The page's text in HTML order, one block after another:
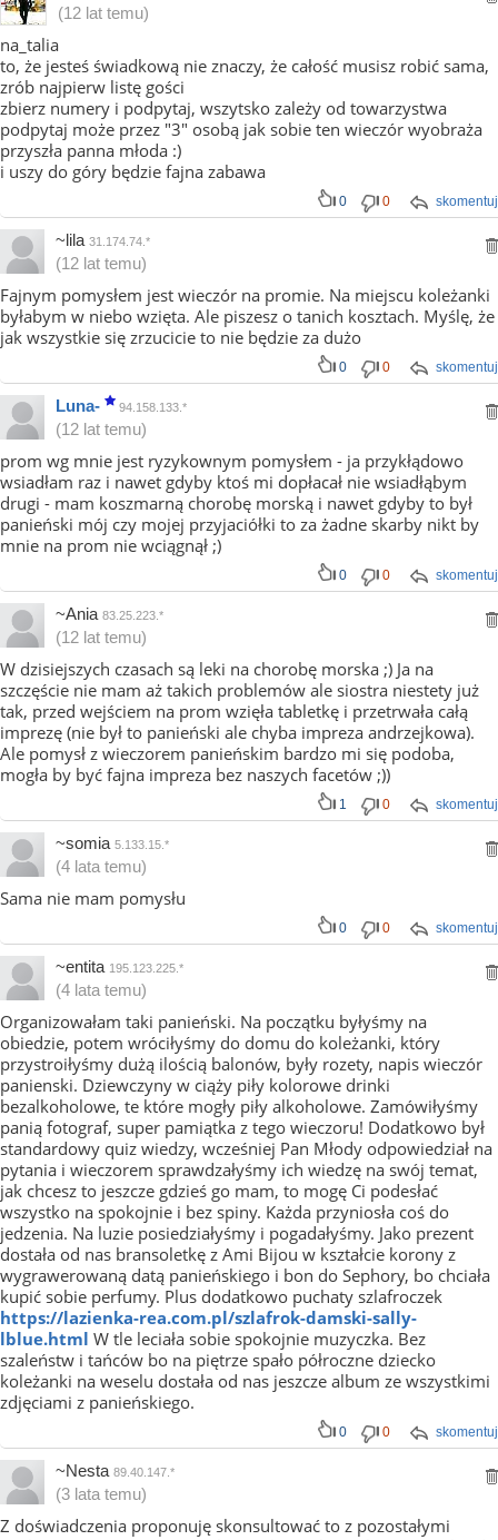
(12 lat temu)
na_talia
to, że jesteś świadkową nie znaczy, że całość musisz robić sama,
zrób najpierw listę gości
zbierz numery i podpytaj, wszytsko zależy od towarzystwa
podpytaj może przez "3" osobą jak sobie ten wieczór wyobraża
przyszła panna młoda :)
i uszy do góry będzie fajna zabawa
skomentuj
0 0
~lila 31.174.74.*
(12 lat temu)
Fajnym pomysłem jest wieczór na promie. Na miejscu koleżanki
byłabym w niebo wzięta. Ale piszesz o tanich kosztach. Myślę, że
jak wszystkie się zrzucicie to nie będzie za dużo
skomentuj
0 0
Luna- 94.158.133.*
(12 lat temu)
prom wg mnie jest ryzykownym pomysłem - ja przykłądowo
wsiadłam raz i nawet gdyby ktoś mi dopłacał nie wsiadłąbym
drugi - mam koszmarną chorobę morską i nawet gdyby to był
panieński mój czy mojej przyjaciółki to za żadne skarby nikt by
mnie na prom nie wciągnął ;)
skomentuj
0 0
~Ania 83.25.223.*
(12 lat temu)
W dzisiejszych czasach są leki na chorobę morska ;) Ja na
szczęście nie mam aż takich problemów ale siostra niestety już
tak, przed wejściem na prom wzięła tabletkę i przetrwała całą
imprezę (nie był to panieński ale chyba impreza andrzejkowa).
Ale pomysł z wieczorem panieńskim bardzo mi się podoba,
mogła by być fajna impreza bez naszych facetów ;))
skomentuj
1 0
~somia 5.133.15.*
(4 lata temu)
Sama nie mam pomysłu
skomentuj
0 0
~entita 195.123.225.*
(4 lata temu)
Organizowałam taki panieński. Na początku byłyśmy na
obiedzie, potem wróciłyśmy do domu do koleżanki, który
przystroiłyśmy dużą ilością balonów, były rozety, napis wieczór
panienski. Dziewczyny w ciąży piły kolorowe drinki
bezalkoholowe, te które mogły piły alkoholowe. Zamówiłyśmy
panią fotograf, super pamiątka z tego wieczoru! Dodatkowo był
standardowy quiz wiedzy, wcześniej Pan Młody odpowiedział na
pytania i wieczorem sprawdzałyśmy ich wiedzę na swój temat,
jak chcesz to jeszcze gdzieś go mam, to mogę Ci podesłać
wszystko na spokojnie i bez spiny. Każda przyniosła coś do
jedzenia. Na luzie posiedziałyśmy i pogadałyśmy. Jako prezent
dostała od nas bransoletkę z Ami Bijou w kształcie korony z
wygrawerowaną datą panieńskiego i bon do Sephory, bo chciała
kupić sobie perfumy. Plus dodatkowo puchaty szlafroczek
https://lazienka-rea.com.pl/szlafrok-damski-sally-
lblue.html W tle leciała sobie spokojnie muzyczka. Bez
szaleństw i tańców bo na piętrze spało półroczne dziecko
koleżanki na weselu dostała od nas jeszcze album ze wszystkimi
zdjęciami z panieńskiego.
skomentuj
0 0
~Nesta 89.40.147.*
(3 lata temu)
Z doświadczenia proponuję skonsultować to z pozostałymi